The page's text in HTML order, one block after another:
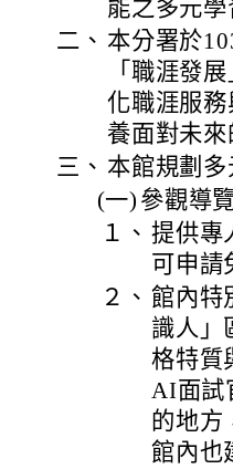
能之多元
二、 本分署於
「 職涯發
化職涯服
養面對未來
三、 本館規劃
(一) 參觀導
１、 提供專
可申請
２、 館內特
識人」
格特質
AI面試
的地方
館內也